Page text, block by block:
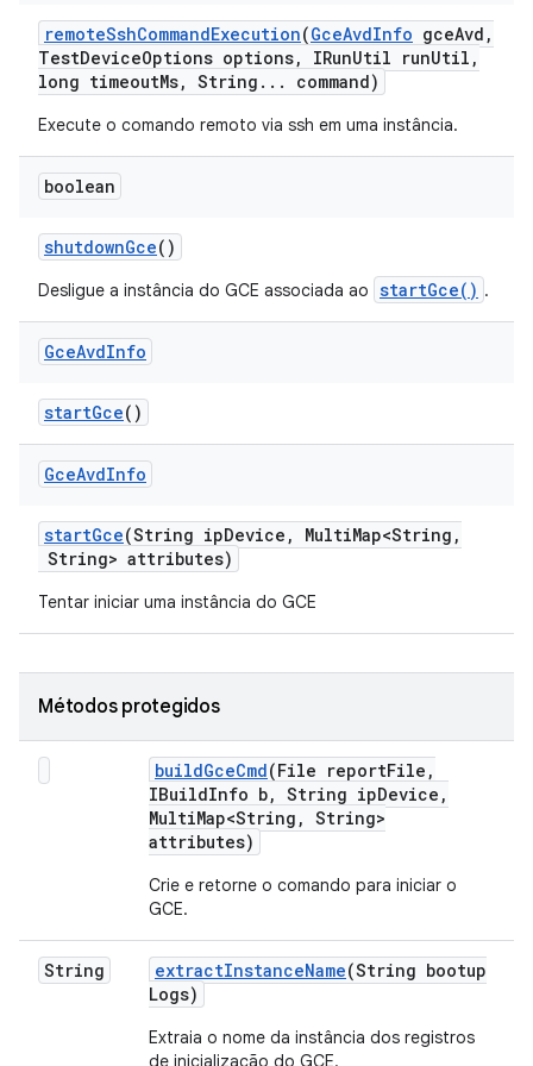
remoteSshCommandExecution(GceAvdInfo gceAvd ,
TestDeviceOptions options, IRunUtil runUtil ,
long timeoutMs, String . . . command)
Execute o comando remoto via ssh em uma instância.
boolean
shutdownGce()
Desligue a instância do GCE associada ao startGce() .
GceAvdInfo
startGce()
GceAvdInfo
startGce(String ipDevice , MultiMap<String ,
String> attributes)
Tentar iniciar uma instância do GCE
Métodos protegidos
buildGceCmd(File reportFile ,
IBuildInfo b, String ipDevice ,
MultiMap<String , String>
attributes)
Crie e retorne o comando para iniciar o
GCE.
String extractInstanceName(String bootup
Logs)
Extraia o nome da instância dos registros
de inicialização do GCE.